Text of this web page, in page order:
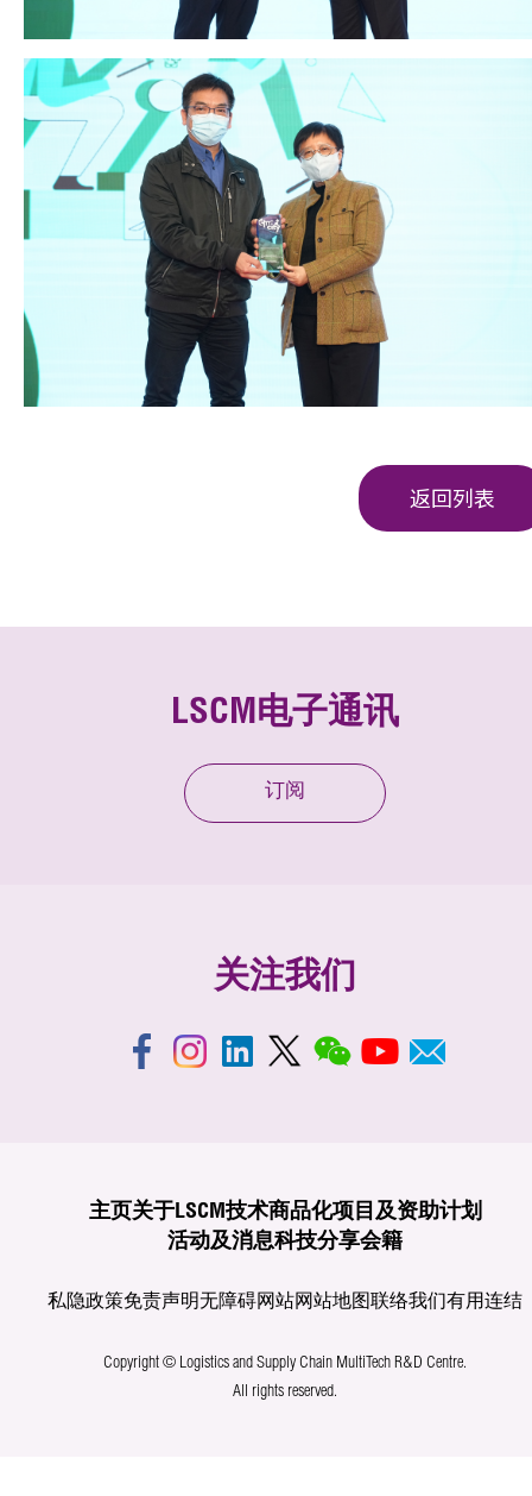
返回列表
LSCM电子通讯
订阅
关注我们
主页关于LSCM技术商品化项目及资助计划
活动及消息科技分享会籍
私隐政策免责声明无障碍网站网站地图联络我们有用连结
Copyright © Logistics and Supply Chain MultiTech R&D Centre.
All rights reserved.